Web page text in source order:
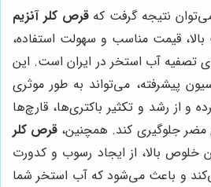
نتیجه گرفت کهقرص کلر آنزیم
بالا، قیمت مناسب و سهولت استفاده،
تصفیه آب استخر در ایران است. این
پیشرفته، می‌تواند به طور موثری
و از رشد و تکثیر باکتری‌ها، قارچ‌ها
مضر جلوگیری کند. همچنین، قرص کلر
خلوص بالا، از ایجاد رسوب و کدورت
و باعث می‌شود که آب استخر شما